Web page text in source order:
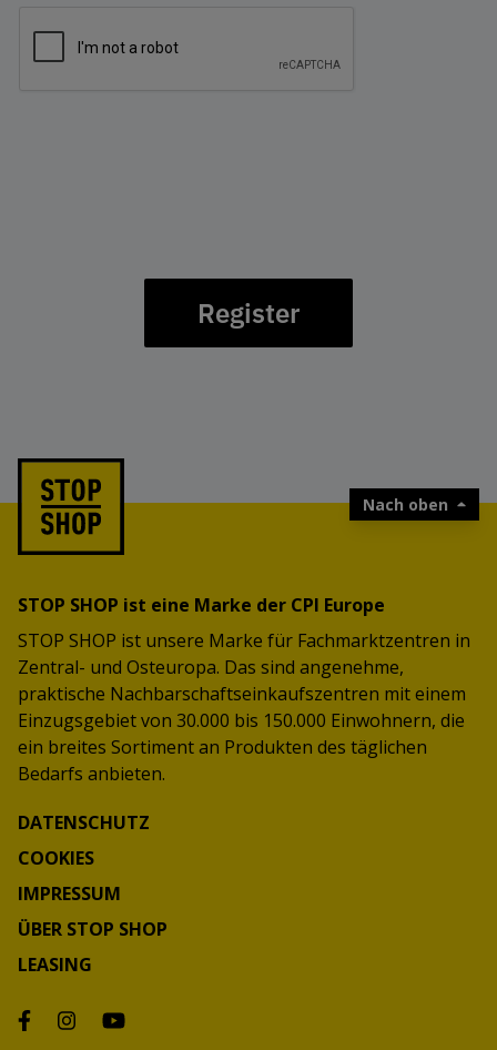
Register
Nach oben
STOP SHOP ist eine Marke der CPI Europe
STOP SHOP ist unsere Marke für Fachmarktzentren in
Zentral- und Osteuropa. Das sind angenehme,
praktische Nachbarschaftseinkaufszentren mit einem
Einzugsgebiet von 30.000 bis 150.000 Einwohnern, die
ein breites Sortiment an Produkten des täglichen
Bedarfs anbieten.
DATENSCHUTZ
COOKIES
IMPRESSUM
ÜBER STOP SHOP
LEASING